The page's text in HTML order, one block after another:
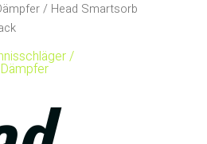
/ Head Smartsorb
/